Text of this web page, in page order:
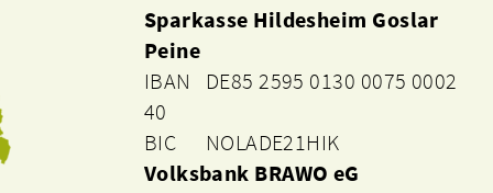
Sparkasse Hildesheim Goslar
Peine
IBAN DE85 2595 0130 0075 0002
40
BIC NOLADE21HIK
Volksbank BRAWO eG